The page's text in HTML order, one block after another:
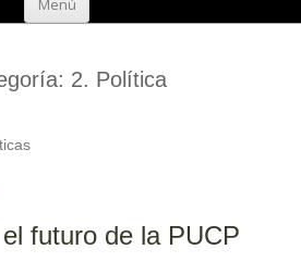
Menú
2. Política
futuro de la PUCP